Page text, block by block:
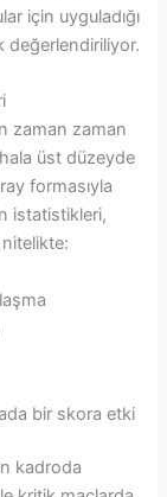
için uyguladığı
değerlendiriliyor.
zaman zaman
üst düzeyde
formasıyla
istatistikleri,
bir skora etki
kadroda